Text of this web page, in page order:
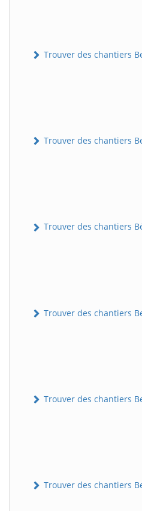
Trouver des chantiers
Trouver des chantiers
Trouver des chantiers
Trouver des chantiers
Trouver des chantiers
Trouver des chantiers